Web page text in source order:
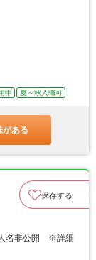
中 夏～秋入職可
がある
保存する
人名非公開 ※詳細